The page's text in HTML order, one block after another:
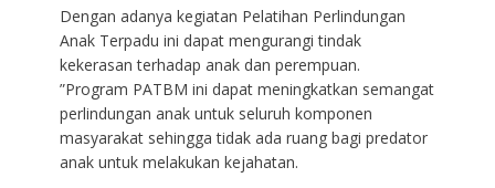
Dengan adanya kegiatan Pelatihan Perlindungan
Anak Terpadu ini dapat mengurangi tindak
kekerasan terhadap anak dan perempuan.
”Program PATBM ini dapat meningkatkan semangat
perlindungan anak untuk seluruh komponen
masyarakat sehingga tidak ada ruang bagi predator
anak untuk melakukan kejahatan.